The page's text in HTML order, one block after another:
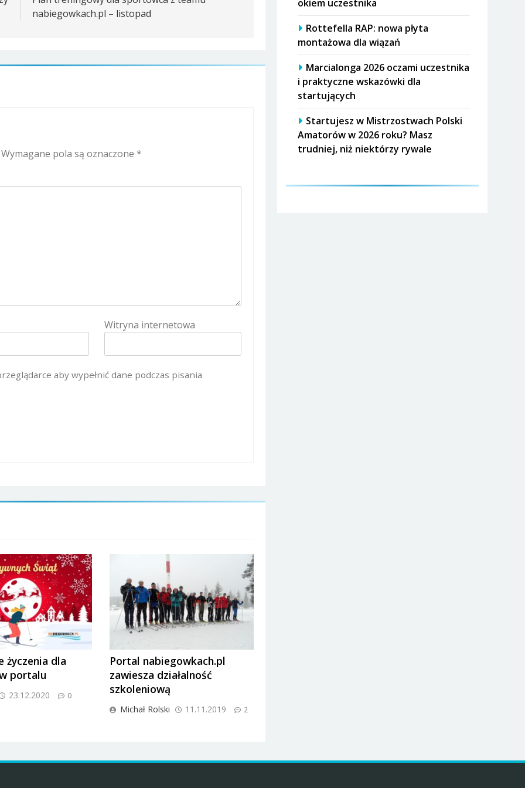
nabiegowkach.pl – listopad
Wymagane pola są oznaczone *
Witryna internetowa
aby wypełnić dane podczas pisania
życzenia dla
portalu
23.12.2020 0
Portal nabiegowkach.pl
zawiesza działalność
szkoleniową
Michał Rolski 11.11.2019 2
okiem uczestnika
Rottefella RAP: nowa płyta
montażowa dla wiązań
Marcialonga 2026 oczami uczestnika
i praktyczne wskazówki dla
startujących
Startujesz w Mistrzostwach Polski
Amatorów w 2026 roku? Masz
trudniej, niż niektórzy rywale